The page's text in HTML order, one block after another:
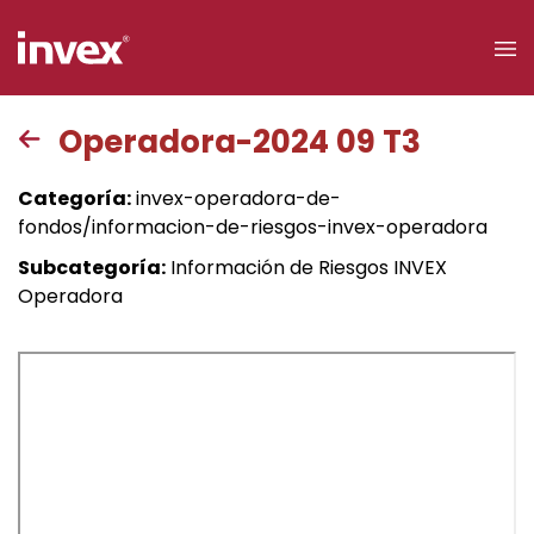
Acceso a
clientes
Buscar
Operadora-2024 09 T3
Categoría:invex-operadora-de-
fondos/informacion-de-riesgos-invex-operadora
Subcategoría: Información de Riesgos INVEX
Operadora